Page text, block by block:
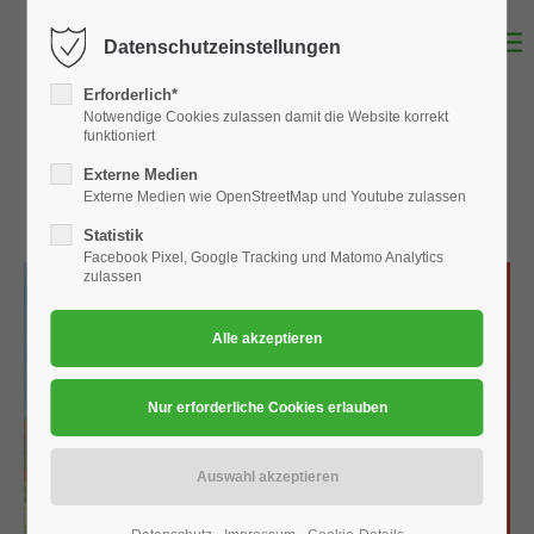
Login
Benutzername
Support
Lorem ipsum dolor sit amet:
Datenschutzeinstellungen
Erforderlich*
Notwendige Cookies zulassen damit die Website korrekt
funktioniert
Externe Medien
Externe Medien wie OpenStreetMap und Youtube zulassen
Statistik
Facebook Pixel, Google Tracking und Matomo Analytics
zulassen